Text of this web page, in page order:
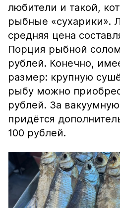
любители и такой,
рыбные «сухарики».
средняя цена
Порция рыбной
рублей. Конечно,
размер: крупную
рыбу можно
рублей. За
придётся
100 рублей.